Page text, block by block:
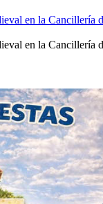
en la Cancillería
en la Cancillería